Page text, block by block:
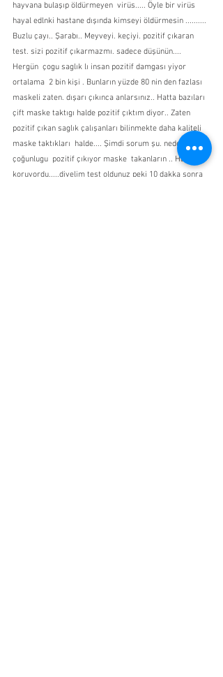
hayvana bulaşıp öldürmeyen  virüs..... Öyle bir virüs
hayal edlnki hastane dışında kimseyi öldürmesin ..........
Buzlu çayı.. Şarabı.. Meyveyi. keçiyi. pozitif çıkaran
test. sizi pozitif çıkarmazmı. sadece düşünün....
Hergün  çogu saglık lı insan pozitif damgası yiyor
ortalama  2 bin kişi . Bunların yüzde 80 nin den fazlası
maskeli zaten. dışarı çıkınca anlarsınız.. Hatta bazıları
çift maske taktıgı halde pozitif çıktım diyor.. Zaten
pozitif çıkan saglık çalışanları bilinmekte daha kaliteli
maske taktıkları  halde.... Şimdi sorum şu. neden
çoğunlugu  pozitif çıkıyor maske  takanların .. Hani
koruyordu.....diyelim test oldunuz peki 10 dakka sonra